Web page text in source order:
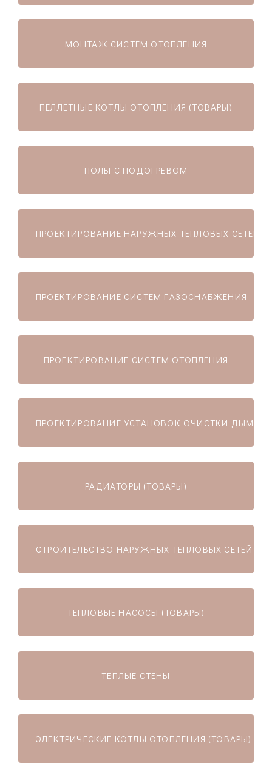
МОНТАЖ СИСТЕМ ОТОПЛЕНИЯ
ПЕЛЛЕТНЫЕ КОТЛЫ ОТОПЛЕНИЯ (ТОВАРЫ)
ПОЛЫ С ПОДОГРЕВОМ
ПРОЕКТИРОВАНИЕ НАРУЖНЫХ ТЕПЛОВЫХ СЕТЕЙ И
ПРОЕКТИРОВАНИЕ СИСТЕМ ГАЗОСНАБЖЕНИЯ
ПРОЕКТИРОВАНИЕ СИСТЕМ ОТОПЛЕНИЯ
ПРОЕКТИРОВАНИЕ УСТАНОВОК ОЧИСТКИ
РАДИАТОРЫ (ТОВАРЫ)
СТРОИТЕЛЬСТВО НАРУЖНЫХ ТЕПЛОВЫХ СЕТЕЙ И
ТЕПЛОВЫЕ НАСОСЫ (ТОВАРЫ)
ТЕПЛЫЕ СТЕНЫ
ЭЛЕКТРИЧЕСКИЕ КОТЛЫ ОТОПЛЕНИЯ (ТОВАРЫ)